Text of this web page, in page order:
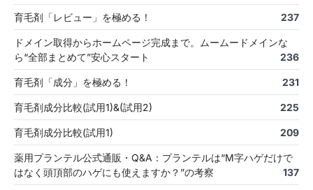
育毛剤「レビュー」を極める！ 237
ドメイン取得からホームページ完成まで。ムームードメインな
ら“全部まとめて”安心スタート
236
育毛剤「成分」を極める！ 231
育毛剤成分比較(試用1)&(試用2) 225
育毛剤成分比較(試用1) 209
薬用プランテル公式通販・Q&A：プランテルは“M字ハゲだけで
はなく頭頂部のハゲにも使えますか？”の考察
137